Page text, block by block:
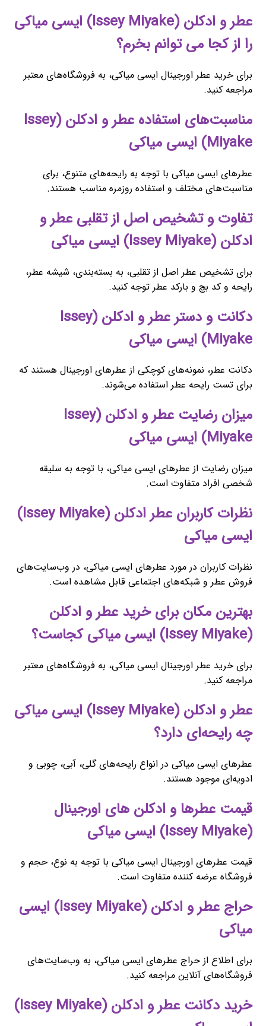
عطر و ادکلن (Issey Miyake) ایسی میاکی
را از کجا می توانم بخرم؟
برای خرید عطر اورجینال ایسی میاکی، به فروشگاه‌های معتبر
مراجعه کنید.
مناسبت‌های استفاده عطر و ادکلن (Issey
Miyake) ایسی میاکی
عطرهای ایسی میاکی با توجه به رایحه‌های متنوع، برای
مناسبت‌های مختلف و استفاده روزمره مناسب هستند.
تفاوت و تشخیص اصل از تقلبی عطر و
ادکلن (Issey Miyake) ایسی میاکی
برای تشخیص عطر اصل از تقلبی، به بسته‌بندی، شیشه عطر،
رایحه و کد بچ و بارکد عطر توجه کنید.
دکانت و دستر عطر و ادکلن (Issey
Miyake) ایسی میاکی
دکانت عطر، نمونه‌های کوچکی از عطرهای اورجینال هستند که
برای تست رایحه عطر استفاده می‌شوند.
میزان رضایت عطر و ادکلن (Issey
Miyake) ایسی میاکی
میزان رضایت از عطرهای ایسی میاکی، با توجه به سلیقه
شخصی افراد متفاوت است.
نظرات کاربران عطر ادکلن (Issey Miyake)
ایسی میاکی
نظرات کاربران در مورد عطرهای ایسی میاکی، در وب‌سایت‌های
فروش عطر و شبکه‌های اجتماعی قابل مشاهده است.
بهترین مکان برای خرید عطر و ادکلن
(Issey Miyake) ایسی میاکی کجاست؟
برای خرید عطر اورجینال ایسی میاکی، به فروشگاه‌های معتبر
مراجعه کنید.
عطر و ادکلن (Issey Miyake) ایسی میاکی
چه رایحه‌ای دارد؟
عطرهای ایسی میاکی در انواع رایحه‌های گلی، آبی، چوبی و
ادویه‌ای موجود هستند.
قیمت عطرها و ادکلن های اورجینال
(Issey Miyake) ایسی میاکی
قیمت عطرهای اورجینال ایسی میاکی با توجه به نوع، حجم و
فروشگاه عرضه کننده متفاوت است.
حراج عطر و ادکلن (Issey Miyake) ایسی
میاکی
برای اطلاع از حراج عطرهای ایسی میاکی، به وب‌سایت‌های
فروشگاه‌های آنلاین مراجعه کنید.
خرید دکانت عطر و ادکلن (Issey Miyake)